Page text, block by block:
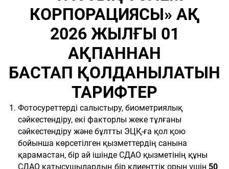
КОРПОРАЦИЯСЫ» АҚ
2026 ЖЫЛҒЫ 01
АҚПАННАН
БАСТАП ҚОЛДАНЫЛАТЫН
ТАРИФТЕР
Фотосуреттерді салыстыру, биометриялық
сәйкестендіру, екі факторлы жеке тұлғаны
сәйкестендіру және бұлтты ЭЦҚ-ға қол қою
бойынша көрсетілген қызметтердің санына
қарамастан, бір ай ішінде СДАО қызметінің құны
СДАО қатысушылардың бір клиенттік орын үшін 50